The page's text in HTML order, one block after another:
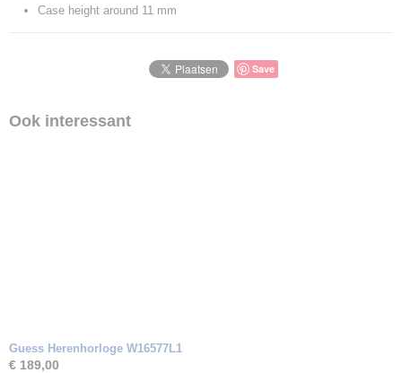
Case height around 11 mm
Save
Ook interessant
Guess Herenhorloge W16577L1
€ 189,00